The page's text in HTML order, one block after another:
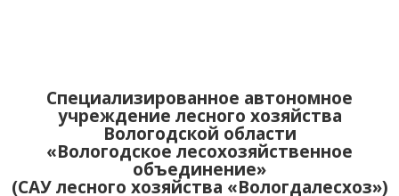
Специализированное автономное
учреждение лесного хозяйства
Вологодской области
«Вологодское лесохозяйственное
объединение»
(САУ лесного хозяйства «Вологдалесхоз»)